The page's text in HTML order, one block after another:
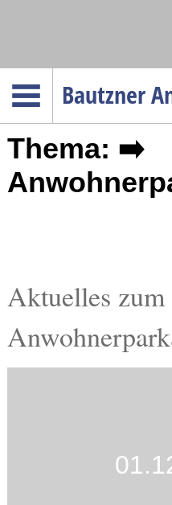
Bautzner
Menüpunkte
Startseite
Gesellschaft
Gesundheit
Thema: ➡️
Aktuelles zum